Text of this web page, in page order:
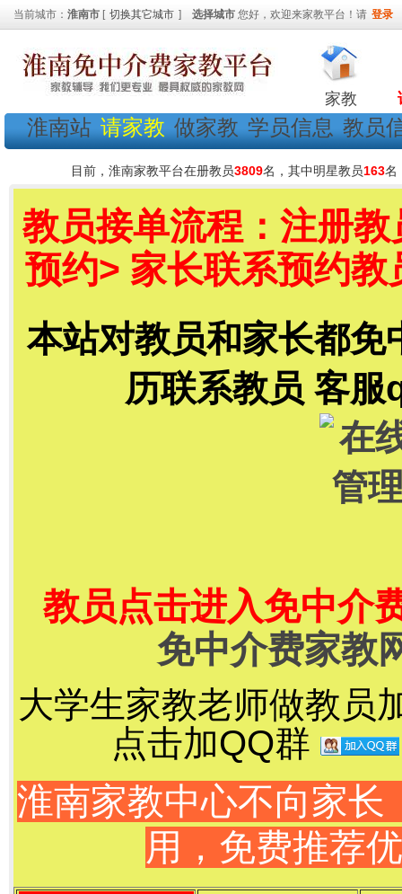
当前城市： 淮南市 [ 切换其它城市 ] 选择城市 您好，欢迎来家教平台！请 登录
家教
淮南站 请家教 做家教 学员信息 教员
目前，淮南家教平台在册教员3809名，其中明星教员163名
教员接单流程：注册
预约> 家长联系预约教
本站对教员和家长都免
历联系教员 客服
教员点击进入免中介
免中介费家教
大学生家教老师做教员
点击加QQ群
淮南家教中心不向家长
用，免费推荐